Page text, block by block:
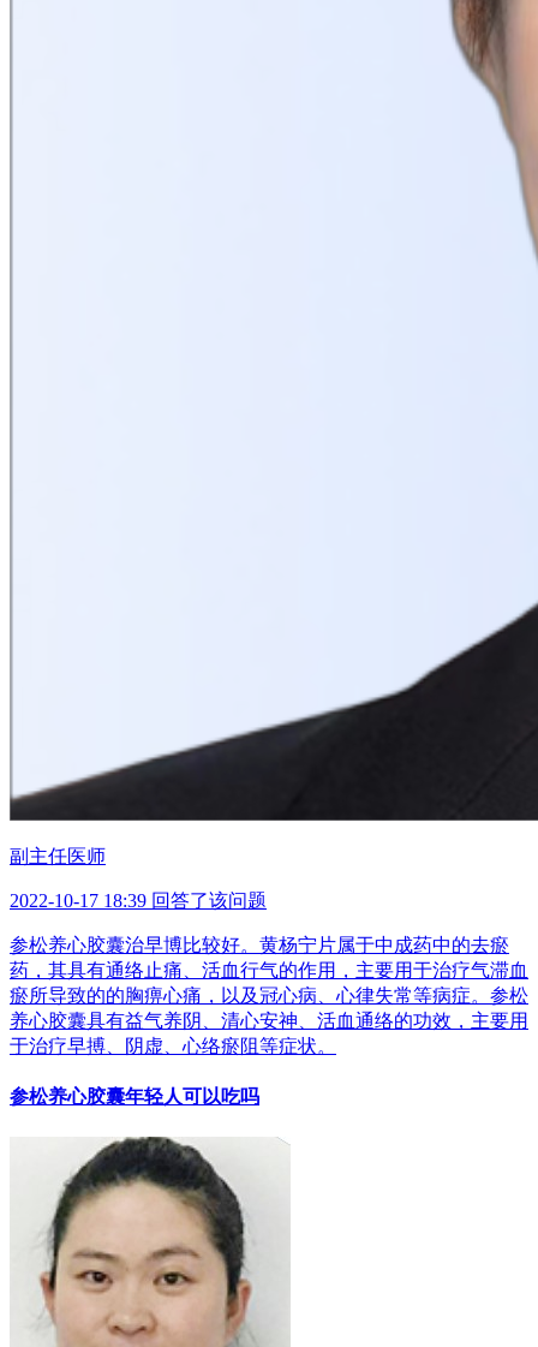
副主任医师
2022-10-17 18:39 回答了该问题
参松养心胶囊治早博比较好。黄杨宁片属于中成药中的去瘀
药，其具有通络止痛、活血行气的作用，主要用于治疗气滞血
瘀所导致的的胸痹心痛，以及冠心病、心律失常等病症。参松
养心胶囊具有益气养阴、清心安神、活血通络的功效，主要用
于治疗早搏、阴虚、心络瘀阻等症状。
参松养心胶囊年轻人可以吃吗